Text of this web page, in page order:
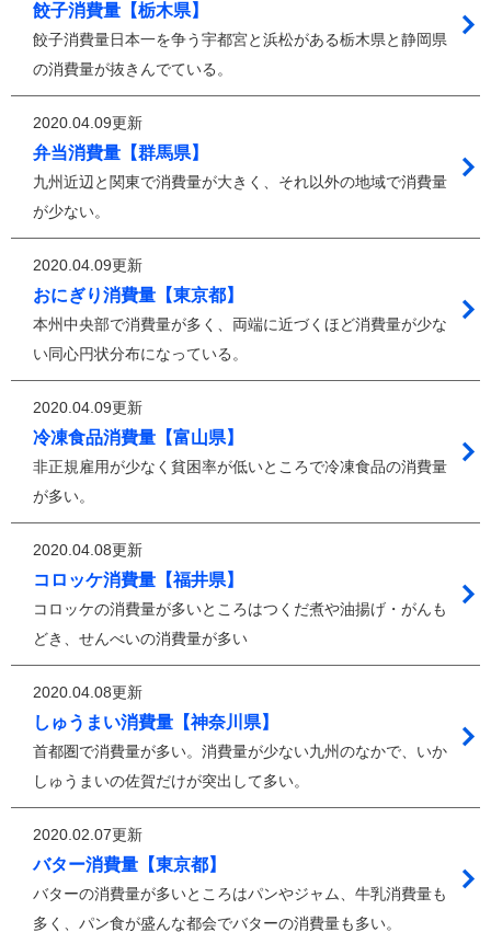
餃子消費量【栃木県】
餃子消費量日本一を争う宇都宮と浜松がある栃木県と静岡県
の消費量が抜きんでている。
2020.04.09更新
弁当消費量【群馬県】
九州近辺と関東で消費量が大きく、それ以外の地域で消費量
が少ない。
2020.04.09更新
おにぎり消費量【東京都】
本州中央部で消費量が多く、両端に近づくほど消費量が少な
い同心円状分布になっている。
2020.04.09更新
冷凍食品消費量【富山県】
非正規雇用が少なく貧困率が低いところで冷凍食品の消費量
が多い。
2020.04.08更新
コロッケ消費量【福井県】
コロッケの消費量が多いところはつくだ煮や油揚げ・がんも
どき、せんべいの消費量が多い
2020.04.08更新
しゅうまい消費量【神奈川県】
首都圏で消費量が多い。消費量が少ない九州のなかで、いか
しゅうまいの佐賀だけが突出して多い。
2020.02.07更新
バター消費量【東京都】
バターの消費量が多いところはパンやジャム、牛乳消費量も
多く、パン食が盛んな都会でバターの消費量も多い。